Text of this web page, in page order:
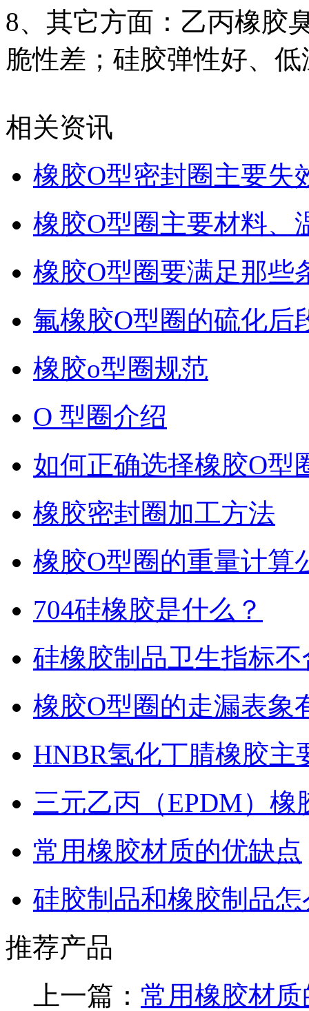
8、其它方面：乙丙橡胶
脆性差；硅胶弹性好、
相关资讯
橡胶O型密封圈主要失
橡胶O型圈主要材料、
橡胶O型圈要满足那些
氟橡胶O型圈的硫化后
橡胶o型圈规范
O 型圈介绍
如何正确选择橡胶O型
橡胶密封圈加工方法
橡胶O型圈的重量计算
704硅橡胶是什么？
硅橡胶制品卫生指标
橡胶O型圈的走漏表象
HNBR氢化丁腈橡胶主
三元乙丙（EPDM）
常用橡胶材质的优缺点
硅胶制品和橡胶制品
推荐产品
上一篇： 常用橡胶材